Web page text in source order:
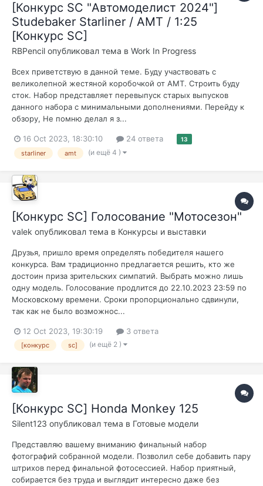
[Конкурс SC "Автомоделист 2024"]
Studebaker Starliner / AMT / 1:25
[Конкурс SC]
RBPencil опубликовал тема в Work In Progress
Всех приветствую в данной теме. Буду участвовать с
великолепной жестяной коробочкой от АМТ. Строить буду
сток. Набор представляет перевыпуск старых выпусков
данного набора с минимальными дополнениями. Перейду к
обзору, Не помню делал я з...
16 Oct 2023, 18:30:10 24 ответа 13
starliner amt (и ещё 4 )
[Конкурс SC] Голосование "Мотосезон"
valek опубликовал тема в Конкурсы и выставки
Друзья, пришло время определять победителя нашего
конкурса. Вам традиционно предлагается решить, кто же
достоин приза зрительских симпатий. Выбрать можно лишь
одну модель. Голосование продлится до 22.10.2023 23:59 по
Московскому времени. Сроки пропорционально сдвинули,
так как не было возможнос...
12 Oct 2023, 19:30:19 3 ответа
[конкурс sc] (и ещё 2 )
[Конкурс SC] Honda Monkey 125
Silent123 опубликовал тема в Готовые модели
Представляю вашему вниманию финальный набор
фотографий собранной модели. Позволил себе добавить пару
штрихов перед финальной фотосессией. Набор приятный,
собирается без труда и выглядит интересно даже без